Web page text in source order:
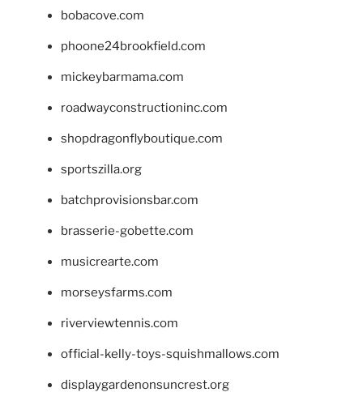
bobacove.com
phoone24brookfield.com
mickeybarmama.com
roadwayconstructioninc.com
shopdragonflyboutique.com
sportszilla.org
batchprovisionsbar.com
brasserie-gobette.com
musicrearte.com
morseysfarms.com
riverviewtennis.com
official-kelly-toys-squishmallows.com
displaygardenonsuncrest.org